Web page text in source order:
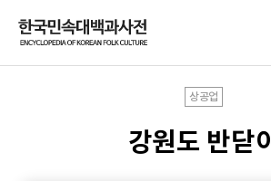
상공업
강원도 반닫이